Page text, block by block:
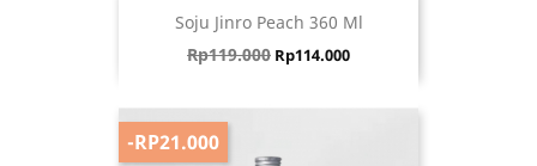
Soju Jinro Peach 360 Ml
Harga biasa
Rp119.000 Harga
Rp114.000
-RP21.000